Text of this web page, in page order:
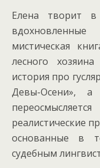
Елена творит
мистическая
лесного
история про
Девы-Осени»,
реалистические
основанные в
судебным